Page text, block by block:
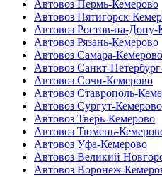
Автовоз Пермь-Кемерово
Автовоз Пятигорск-
Автовоз Ростов-на-Дону-
Автовоз Рязань-Кемерово
Автовоз Самара-Кемерово
Автовоз Санкт-
Автовоз Сочи-Кемерово
Автовоз Ставрополь-
Автовоз Сургут-Кемерово
Автовоз Тверь-Кемерово
Автовоз Тюмень-
Автовоз Уфа-Кемерово
Автовоз Великий
Автовоз Воронеж-